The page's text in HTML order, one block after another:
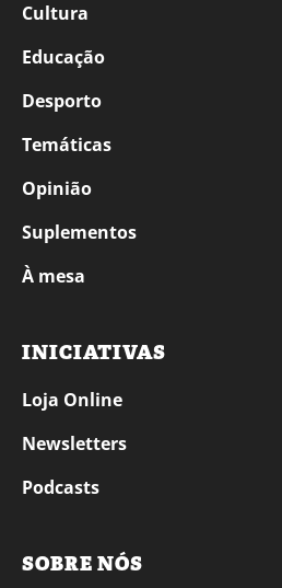
Cultura
Educação
Desporto
Temáticas
Opinião
Suplementos
À mesa
INICIATIVAS
Loja Online
Newsletters
Podcasts
SOBRE NÓS